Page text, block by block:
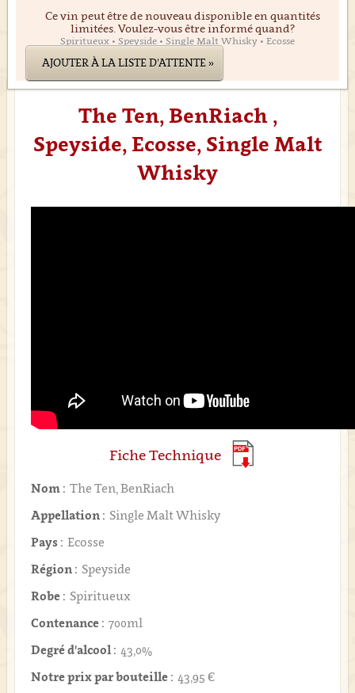
-
Spiritueux • Speyside • Single Malt Whisky • Ecosse
Ce vin peut être de nouveau disponible en quantités
limitées. Voulez-vous être informé quand?
AJOUTER À LA LISTE D'ATTENTE »
The Ten, BenRiach ,
Speyside, Ecosse, Single Malt
Whisky
Fiche Technique
Nom : The Ten, BenRiach
Appellation : Single Malt Whisky
Pays : Ecosse
Région : Speyside
Robe : Spiritueux
Contenance : 700ml
Degré d'alcool : 43,0%
Notre prix par bouteille : 43,95 €